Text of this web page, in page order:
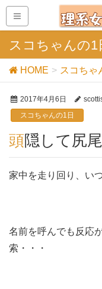
スコちゃんの1
HOME スコちゃ
2017年4月6日
スコちゃんの1日
頭隠して尻
家中を走り回り、い
名前を呼んでも反応
索・・・